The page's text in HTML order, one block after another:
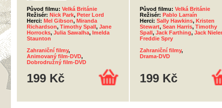
Původ filmu: Velká Británie
Režisér: Nick Park, Peter Lord
Herci: Mel Gibson, Miranda
Richardson, Timothy Spall, Jane
Horrocks, Julia Sawalha, Imelda
Staunton
Zahraniční filmy,
Animovaný film-DVD,
Dobrodružný film-DVD
199 Kč
Původ filmu: Velká Británie
Režisér: Pablo Larraín
Herci: Sally Hawkins, Kristen
Stewart, Sean Harris, Timothy
Spall, Jack Farthing, Jack
Freddie Spry
Zahraniční filmy,
Drama-DVD
199 Kč